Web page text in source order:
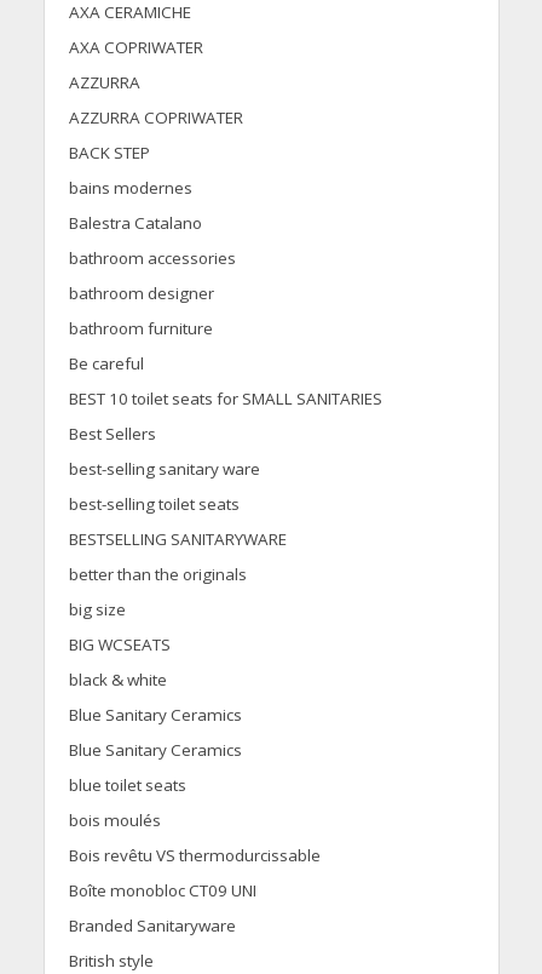
AXA CERAMICHE
AXA COPRIWATER
AZZURRA
AZZURRA COPRIWATER
BACK STEP
bains modernes
Balestra Catalano
bathroom accessories
bathroom designer
bathroom furniture
Be careful
BEST 10 toilet seats for SMALL SANITARIES
Best Sellers
best-selling sanitary ware
best-selling toilet seats
BESTSELLING SANITARYWARE
better than the originals
big size
BIG WCSEATS
black & white
Blue Sanitary Ceramics
Blue Sanitary Ceramics
blue toilet seats
bois moulés
Bois revêtu VS thermodurcissable
Boîte monobloc CT09 UNI
Branded Sanitaryware
British style